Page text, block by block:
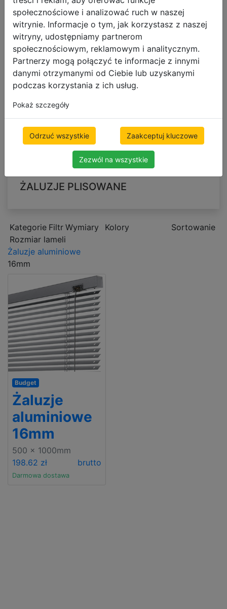
społecznościowe i analizować ruch w naszej
witrynie. Informacje o tym, jak korzystasz z naszej
witryny, udostępniamy partnerom
społecznościowym, reklamowym i analitycznym.
Partnerzy mogą połączyć te informacje z innymi
danymi otrzymanymi od Ciebie lub uzyskanymi
podczas korzystania z ich usług.
Pokaż szczegóły
Odrzuć wszystkie Zaakceptuj kluczowe
Zezwól na wszystkie
BESTSELLERY
ŻALUZJE POZIOME
Żaluzje drewniane
Żaluzje bambusowe
Żaluzje aluminiowe
Żaluzje drewnopodobne PCV
Żaluzje aluminiowe drewnopodobne
ŻALUZJE WEDŁUG ZASTOSOWANIA
OSŁONY ZACIEMNIAJĄCE
ŻALUZJE PIONOWE
ŻALUZJE PLISOWANE
Kategorie Filtr Wymiary
Kolory
Rozmiar lameli
Sortowanie
Żaluzje aluminiowe
16mm
Budget
Żaluzje
aluminiowe
16mm
500 x 1000mm
198.62 zł
brutto
Darmowa dostawa